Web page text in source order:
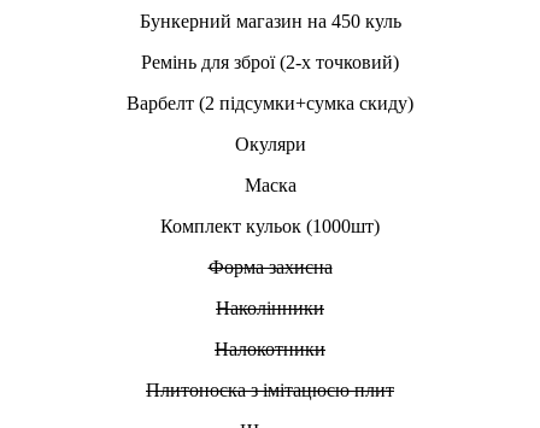
Бункерний магазин на 450 куль
Ремінь для зброї (2-х точковий)
Варбелт (2 підсумки+сумка скиду)
Окуляри
Маска
Комплект кульок (1000шт)
Форма захисна
Наколінники
Налокотники
Плитоноска з імітацюєю плит